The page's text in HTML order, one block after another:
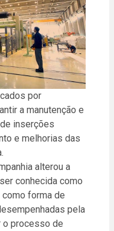
por
a manutenção e
inserções
e melhorias das
alterou a
conhecida como
como forma de
pela
o processo de